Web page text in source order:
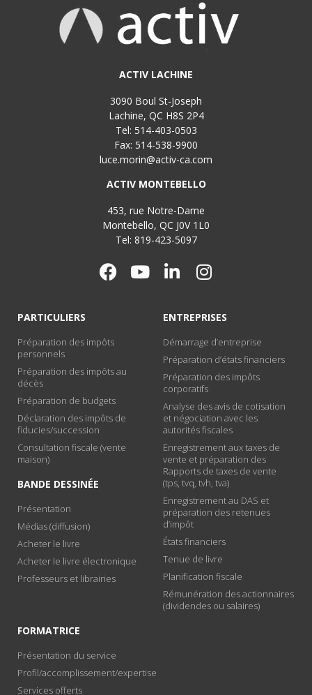
ACTIV LACHINE
3090 Boul St-Joseph
Lachine, QC H8S 2P4
Tel: 514-403-0503
Fax: 514-538-9900
luce.morin@activ-ca.com
ACTIV MONTEBELLO
453, rue Notre-Dame
Montebello, QC J0V 1L0
Tel: 819-423-5097
PARTICULIERS
Préparation des impôts
personnels
Préparation des impôts au
décès
Préparation de budgets
Déclaration des impôts de
fiducies/succession
Consultation fiscale (vente
maison)
BANDE DESSINÉE
Présentation
Médias (diffusion)
Acheter le livre
Acheter le livre électronique
Professeurs et librairies
ENTREPRISES
Démarrage d’entreprise
Préparation d’états financiers
Préparation des impôts
corporatifs
Analyse des avis de cotisation
et négociation avec les
autorités fiscales
Enregistrement aux taxes de
vente et préparation des
Rapports de taxes de vente
(tps, tvq, tvh, tva)
Enregistrement au DAS et
préparation des retenues
d’impôt
États financiers
Tenue de livre
Planification fiscale
Rémunération des actionnaires
(dividendes ou salaires)
FORMATRICE
Présentation du service
Profil/accomplissement/expertise
Services offerts